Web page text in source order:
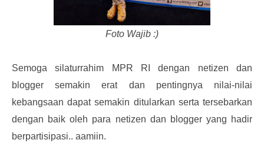
Foto Wajib :)
Semoga silaturrahim MPR RI dengan netizen dan
blogger semakin erat dan pentingnya nilai-nilai
kebangsaan dapat semakin ditularkan serta tersebarkan
dengan baik oleh para netizen dan blogger yang hadir
berpartisipasi.. aamiin.